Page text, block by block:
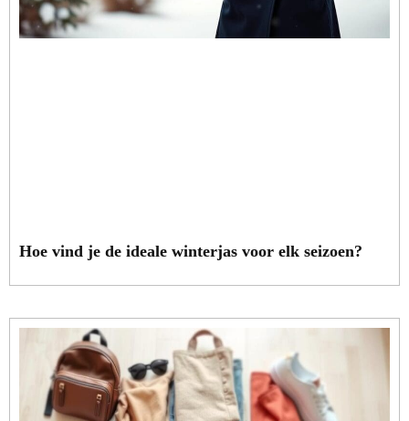
Hoe vind je de ideale winterjas voor elk seizoen?